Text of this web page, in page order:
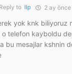
Reply to llp 2 ay önce
yok knk biliyoruz
o telefon kayboldu
bu mesajlar kshnin